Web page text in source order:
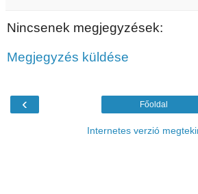
Nincsenek megjegyzések:
Megjegyzés küldése
‹ Főoldal
Internetes verzió